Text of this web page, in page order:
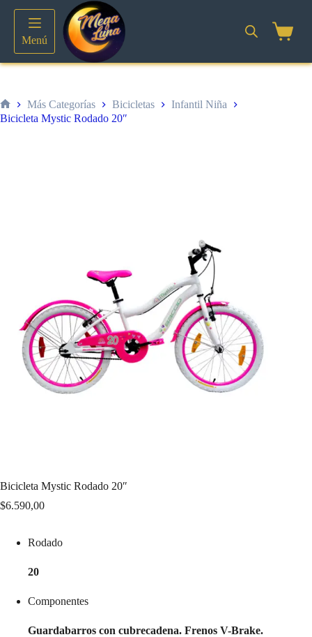
contenido
Menú
Inicio
Más Categorías Bicicletas
Infantil Niña
Bicicleta Mystic Rodado 20″
Bicicleta Mystic Rodado 20″
$6.590,00
Rodado
20
Componentes
Guardabarros con cubrecadena. Frenos V-Brake.